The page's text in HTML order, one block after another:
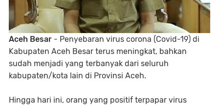
Aceh Besar - Penyebaran virus corona (Covid-19) di
Kabupaten Aceh Besar terus meningkat, bahkan
sudah menjadi yang terbanyak dari seluruh
kabupaten/kota lain di Provinsi Aceh.
Hingga hari ini, orang yang positif terpapar virus